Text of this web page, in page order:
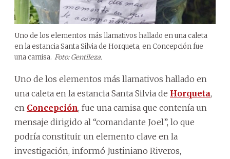
Uno de los elementos más llamativos hallado en una caleta
en la estancia Santa Silvia de Horqueta, en Concepción fue
una camisa. Foto: Gentileza.
Uno de los elementos más llamativos hallado en
una caleta en la estancia Santa Silvia de Horqueta,
en Concepción, fue una camisa que contenía un
mensaje dirigido al “comandante Joel”, lo que
podría constituir un elemento clave en la
investigación, informó Justiniano Riveros,